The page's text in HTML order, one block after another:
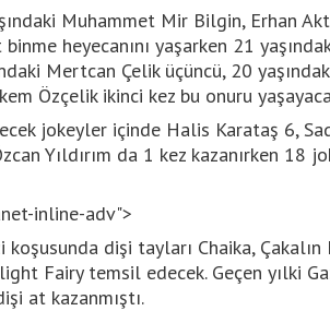
Muhammet Mir Bilgin, Erhan
heyecanını yaşarken 21
Mertcan Çelik üçüncü, 20
Özçelik ikinci kez bu onuru
jokeyler içinde Halis Karataş 6,
Yıldırım da 1 kez kazanırken 18
inline-adv">
koşusunda dişi tayları Chaika, Çakalın
Fairy temsil edecek. Geçen yılki
at kazanmıştı.